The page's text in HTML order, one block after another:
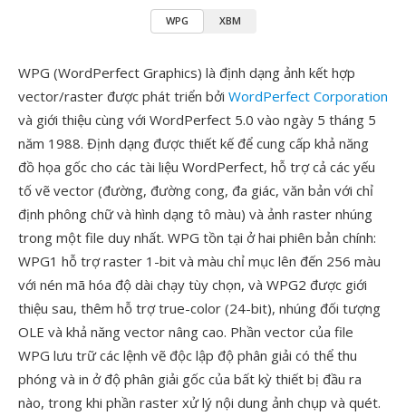
WPG XBM
WPG (WordPerfect Graphics) là định dạng ảnh kết hợp
vector/raster được phát triển bởi WordPerfect Corporation
và giới thiệu cùng với WordPerfect 5.0 vào ngày 5 tháng 5
năm 1988. Định dạng được thiết kế để cung cấp khả năng
đồ họa gốc cho các tài liệu WordPerfect, hỗ trợ cả các yếu
tố vẽ vector (đường, đường cong, đa giác, văn bản với chỉ
định phông chữ và hình dạng tô màu) và ảnh raster nhúng
trong một file duy nhất. WPG tồn tại ở hai phiên bản chính:
WPG1 hỗ trợ raster 1-bit và màu chỉ mục lên đến 256 màu
với nén mã hóa độ dài chạy tùy chọn, và WPG2 được giới
thiệu sau, thêm hỗ trợ true-color (24-bit), nhúng đối tượng
OLE và khả năng vector nâng cao. Phần vector của file
WPG lưu trữ các lệnh vẽ độc lập độ phân giải có thể thu
phóng và in ở độ phân giải gốc của bất kỳ thiết bị đầu ra
nào, trong khi phần raster xử lý nội dung ảnh chụp và quét.